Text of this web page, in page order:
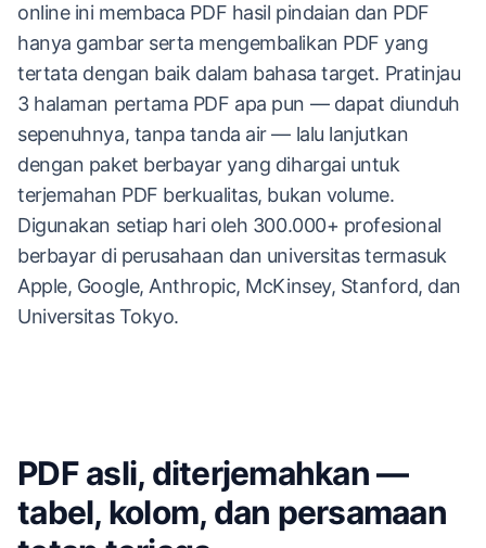
online ini membaca PDF hasil pindaian dan PDF
hanya gambar serta mengembalikan PDF yang
tertata dengan baik dalam bahasa target. Pratinjau
3 halaman pertama PDF apa pun — dapat diunduh
sepenuhnya, tanpa tanda air — lalu lanjutkan
dengan paket berbayar yang dihargai untuk
terjemahan PDF berkualitas, bukan volume.
Digunakan setiap hari oleh 300.000+ profesional
berbayar di perusahaan dan universitas termasuk
Apple, Google, Anthropic, McKinsey, Stanford, dan
Universitas Tokyo.
PDF asli, diterjemahkan —
tabel, kolom, dan persamaan